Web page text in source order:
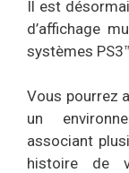
Il est
d’affichage
systèmes
Vous pourrez
un
associant
histoire de